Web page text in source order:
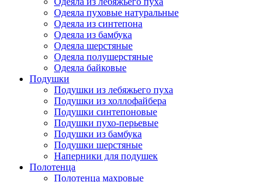
Одеяла пуховые натуральные
Одеяла из синтепона
Одеяла из бамбука
Одеяла шерстяные
Одеяла полушерстяные
Одеяла байковые
Подушки
Подушки из лебяжьего пуха
Подушки из холлофайбера
Подушки синтепоновые
Подушки пухо-перьевые
Подушки из бамбука
Подушки шерстяные
Наперники для подушек
Полотенца
Полотенца махровые